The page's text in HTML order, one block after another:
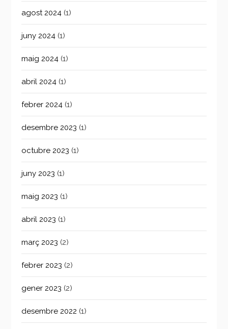
agost 2024 (1)
juny 2024 (1)
maig 2024 (1)
abril 2024 (1)
febrer 2024 (1)
desembre 2023 (1)
octubre 2023 (1)
juny 2023 (1)
maig 2023 (1)
abril 2023 (1)
març 2023 (2)
febrer 2023 (2)
gener 2023 (2)
desembre 2022 (1)